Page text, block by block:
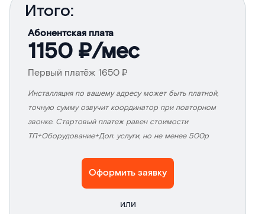
Итого:
Абонентская плата
1150 ₽/мес
Первый платёж 1650₽
Инсталляция по вашему адресу может быть платной,
точную сумму озвучит координатор при повторном
звонке. Стартовый платеж равен стоимости
ТП+Оборудование+Доп. услуги, но не менее 500р
Оформить заявку
или